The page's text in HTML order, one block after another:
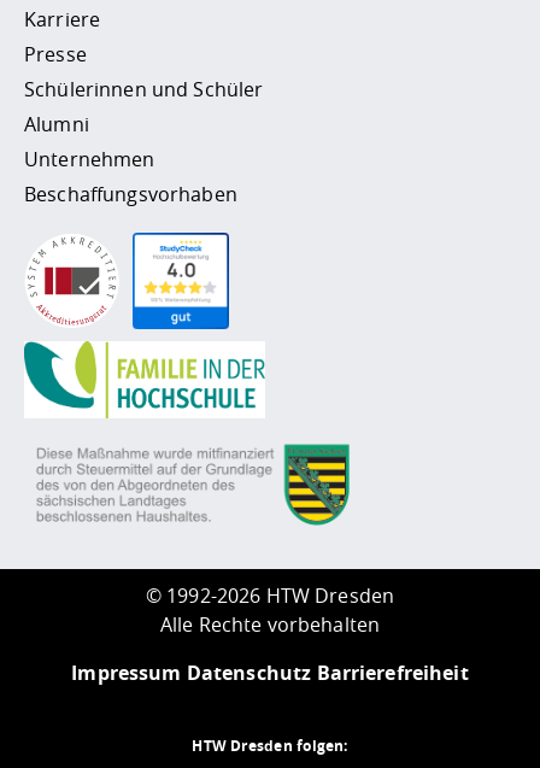
Karriere
Presse
Schülerinnen und Schüler
Alumni
Unternehmen
Beschaffungsvorhaben
© 1992-2026 HTW Dresden
Alle Rechte vorbehalten
Impressum Datenschutz Barrierefreiheit
HTW Dresden folgen: